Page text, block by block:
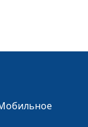
Кириченко